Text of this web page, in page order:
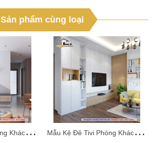
Sản phẩm cùng loại
M
ẫu Kệ Đê Tivi Phòng Khách Home 3D M
ẫu Kệ Đê Tivi Phòng Khách Home 3D